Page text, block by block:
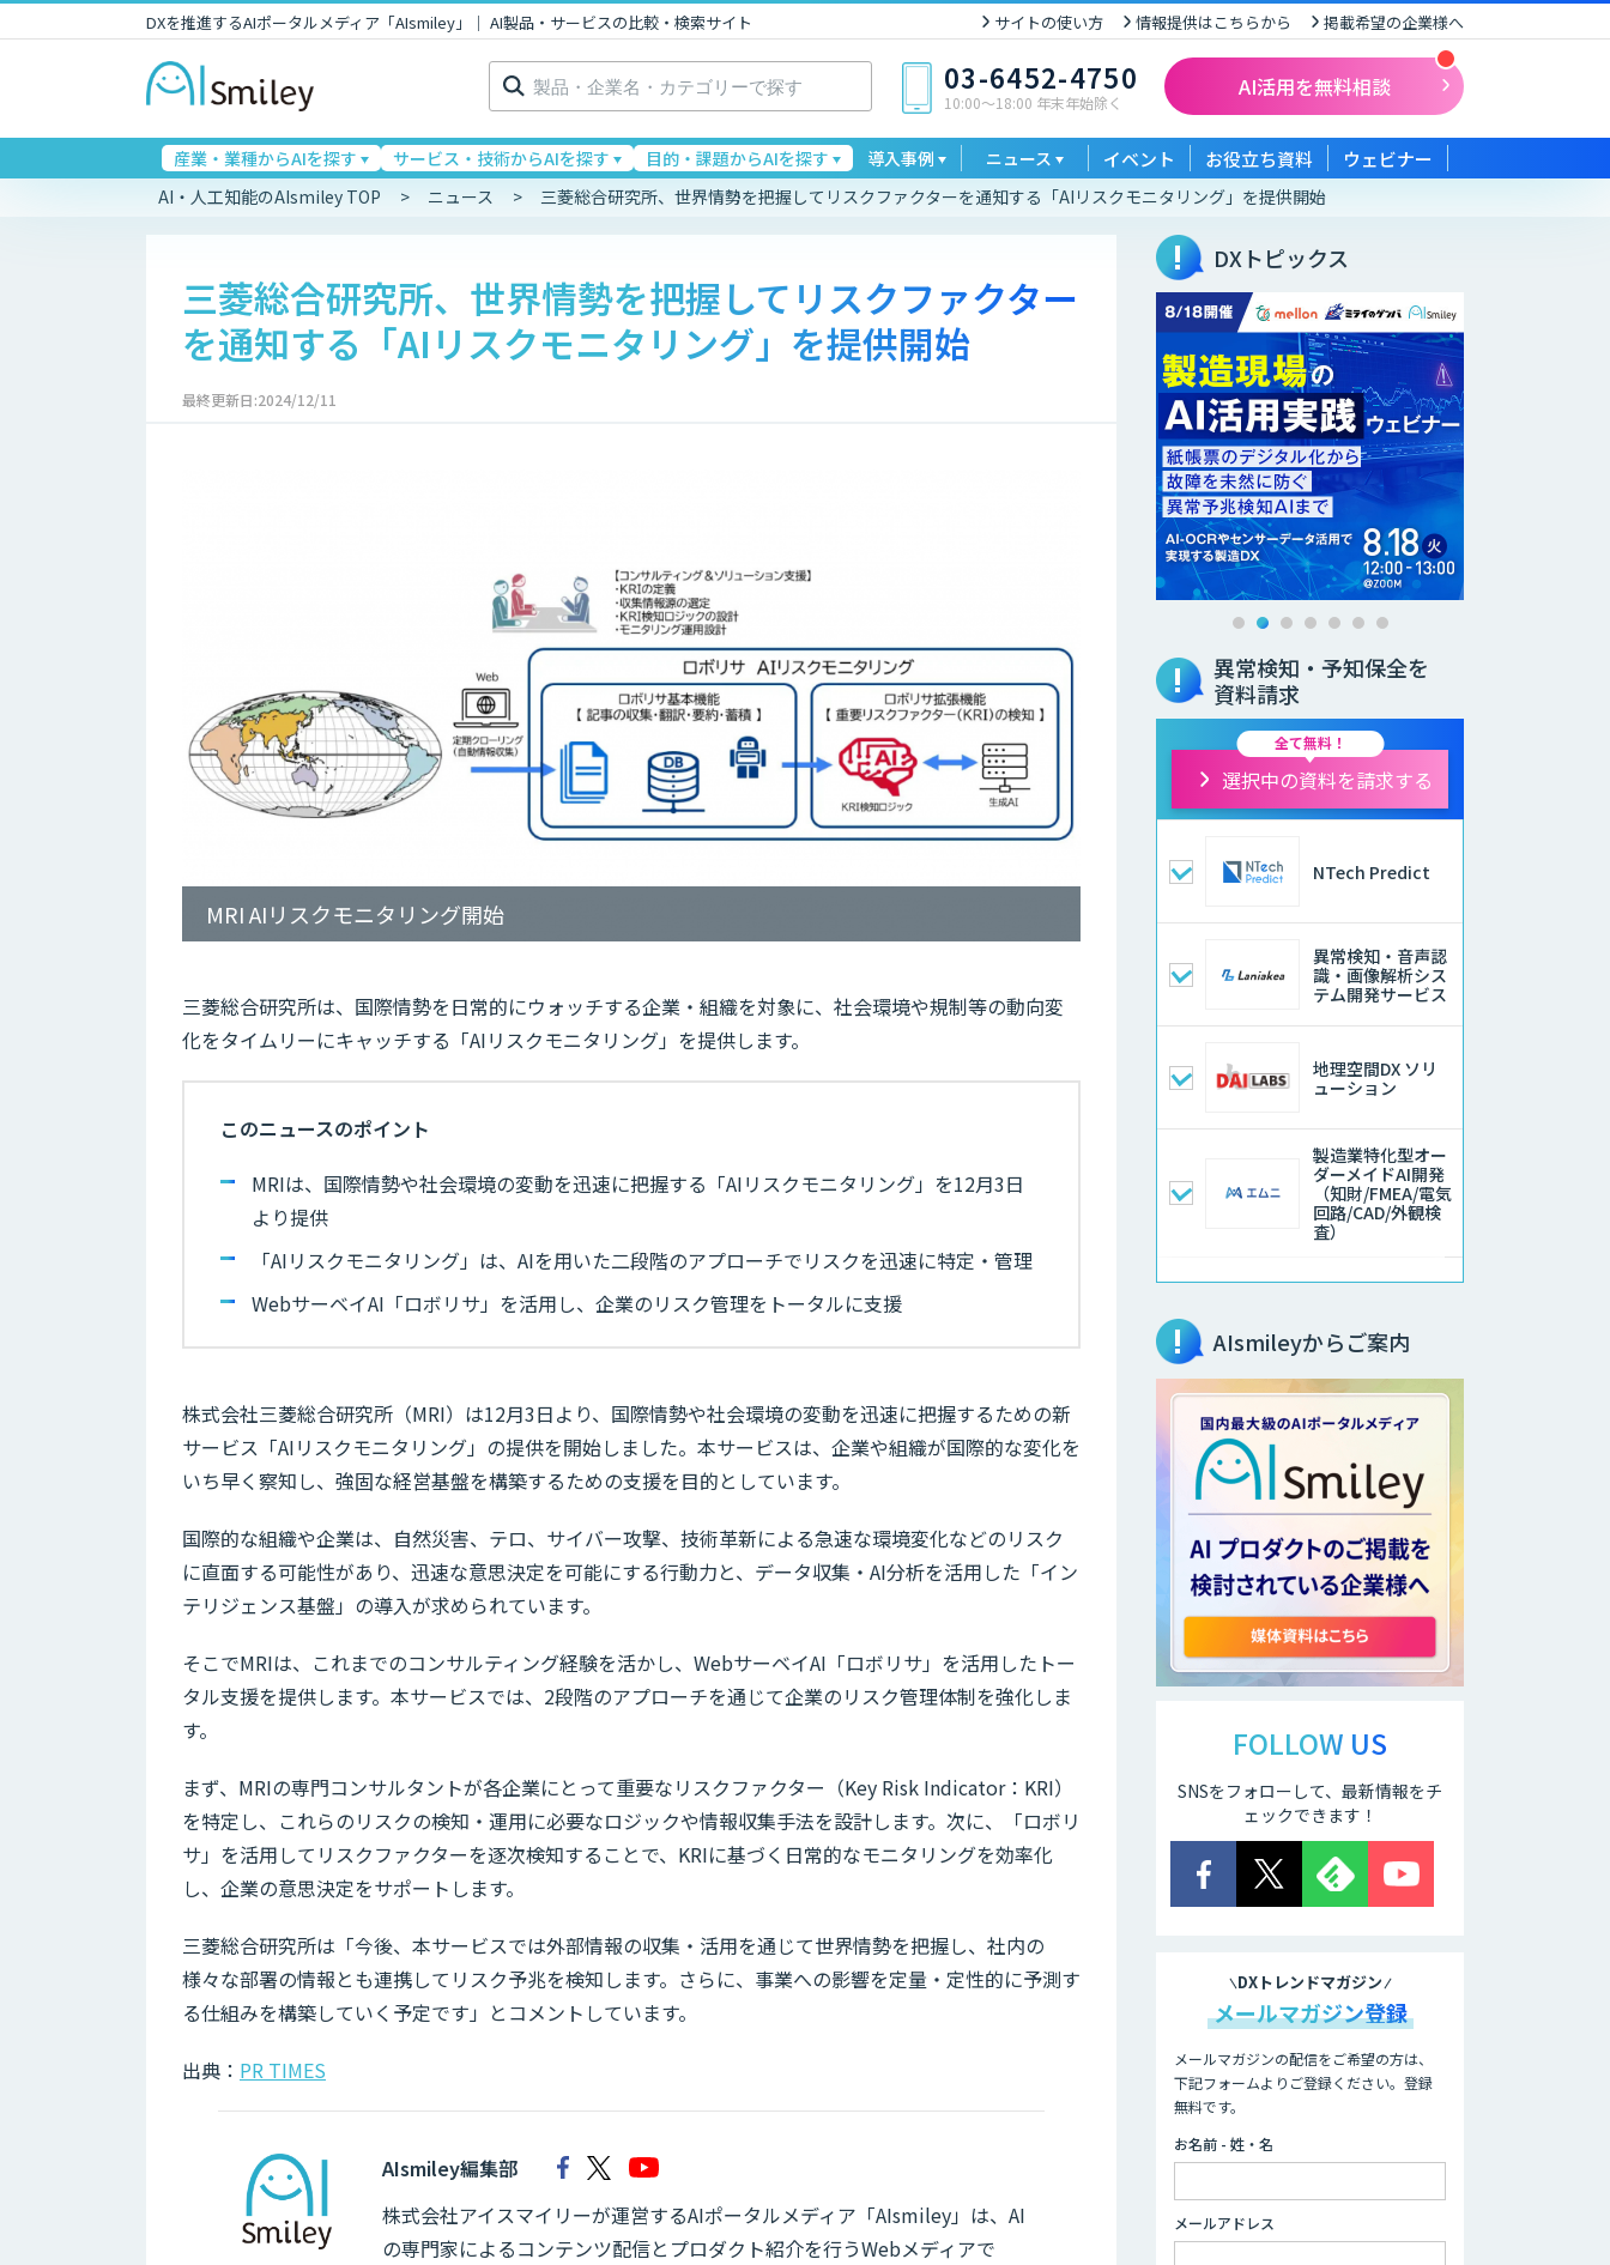
DXを推進するAIポータルメディア「AIsmiley」｜ AI製品・サービスの比較・検索サイト サイトの使い方 情報提供はこちらから 掲載希望の企業様へ
検
索: 03-6452-4750
10:00〜18:00 年末年始除く
AI活用を無料相談
産業・業種からAIを探す サービス・技術からAIを探す 目的・課題からAIを探す 導入事例 ニュース イベント お役立ち資料 ウェビナー
AI・人工知能のAIsmiley TOP ニュース 三菱総合研究所、世界情勢を把握してリスクファクターを通知する「AIリスクモニタリング」を提供開始
三菱総合研究所、世界情勢を把握してリスクファクター
を通知する「AIリスクモニタリング」を提供開始
最終更新日:2024/12/11
MRI AIリスクモニタリング開始
三菱総合研究所は、国際情勢を日常的にウォッチする企業・組織を対象に、社会環境や規制等の動向変
化をタイムリーにキャッチする「AIリスクモニタリング」を提供します。
このニュースのポイント
MRIは、国際情勢や社会環境の変動を迅速に把握する「AIリスクモニタリング」を12月3日
より提供
「AIリスクモニタリング」は、AIを用いた二段階のアプローチでリスクを迅速に特定・管理
WebサーベイAI「ロボリサ」を活用し、企業のリスク管理をトータルに支援
株式会社三菱総合研究所（MRI）は12月3日より、国際情勢や社会環境の変動を迅速に把握するための新
サービス「AIリスクモニタリング」の提供を開始しました。本サービスは、企業や組織が国際的な変化を
いち早く察知し、強固な経営基盤を構築するための支援を目的としています。
国際的な組織や企業は、自然災害、テロ、サイバー攻撃、技術革新による急速な環境変化などのリスク
に直面する可能性があり、迅速な意思決定を可能にする行動力と、データ収集・AI分析を活用した「イン
テリジェンス基盤」の導入が求められています。
そこでMRIは、これまでのコンサルティング経験を活かし、WebサーベイAI「ロボリサ」を活用したトー
タル支援を提供します。本サービスでは、2段階のアプローチを通じて企業のリスク管理体制を強化しま
す。
まず、MRIの専門コンサルタントが各企業にとって重要なリスクファクター（Key Risk Indicator：KRI）
を特定し、これらのリスクの検知・運用に必要なロジックや情報収集手法を設計します。次に、「ロボリ
サ」を活用してリスクファクターを逐次検知することで、KRIに基づく日常的なモニタリングを効率化
し、企業の意思決定をサポートします。
三菱総合研究所は「今後、本サービスでは外部情報の収集・活用を通じて世界情勢を把握し、社内の
様々な部署の情報とも連携してリスク予兆を検知します。さらに、事業への影響を定量・定性的に予測す
る仕組みを構築していく予定です」とコメントしています。
出典： PR TIMES
AIsmiley編集部
株式会社アイスマイリーが運営するAIポータルメディア「AIsmiley」は、AI
の専門家によるコンテンツ配信とプロダクト紹介を行うWebメディアで
DXトピックス
異常検知・予知保全を
資料請求
全て無料！
選択中の資料を請求する
NTech Predict
異常検知・音声認
識・画像解析シス
テム開発サービス
地理空間DX ソリ
ューション
製造業特化型オー
ダーメイドAI開発
（知財/FMEA/電気
回路/CAD/外観検
査）
ソフトクリエイト
のAI開発サービス
AIポチっと
TDSEEye
テム「VAB-
5000」
m2view
ローカル対応文書
製造業特化の図面
ベース」
開発
AI開発・伴走支
AIsmileyからご案内
FOLLOW US
SNSをフォローして、最新情報をチ
ェックできます！
DXトレンドマガジン
メールマガジン登録
メールマガジンの配信をご希望の方は、
下記フォームよりご登録ください。登録
無料です。
お名前 - 姓・名
メールアドレス